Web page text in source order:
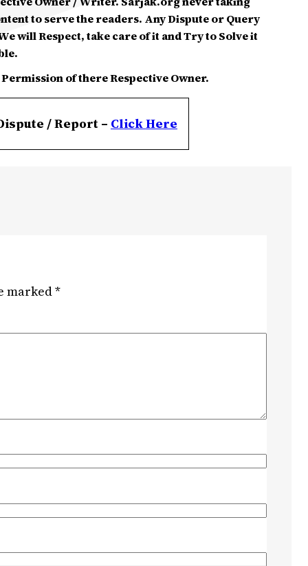
to serve the readers. Any Dispute or Query
will Respect, take care of it and Try to Solve it
of there Respective Owner.
/ Report – ClickHere
marked*